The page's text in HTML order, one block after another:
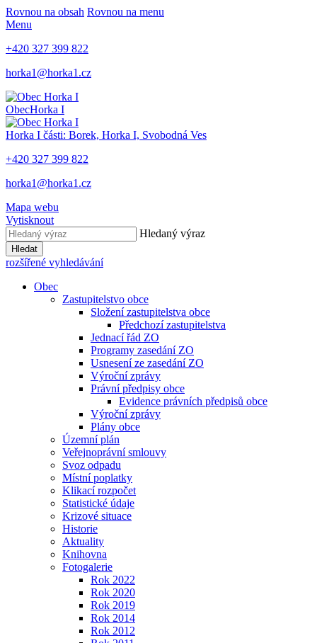
Rovnou na obsah Rovnou na menu
Menu
+420 327 399 822
horka1@horka1.cz
ObecHorka I
Horka I části: Borek, Horka I, Svobodná Ves
+420 327 399 822
horka1@horka1.cz
Mapa webu
Vytisknout
Hledaný výraz
Hledat
rozšířené vyhledávání
Obec
Zastupitelstvo obce
Složení zastupitelstva obce
Předchozí zastupitelstva
Jednací řád ZO
Programy zasedání ZO
Usnesení ze zasedání ZO
Výroční zprávy
Právní předpisy obce
Evidence právních předpisů obce
Výroční zprávy
Plány obce
Územní plán
Veřejnoprávní smlouvy
Svoz odpadu
Místní poplatky
Klikací rozpočet
Statistické údaje
Krizové situace
Historie
Aktuality
Knihovna
Fotogalerie
Rok 2022
Rok 2020
Rok 2019
Rok 2014
Rok 2012